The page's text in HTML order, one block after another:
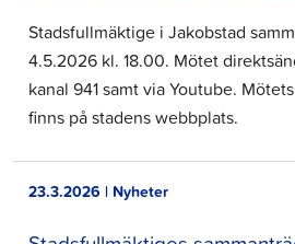
Stadsfullmäktige i Jakobstad
4.5.2026 kl. 18.00. Mötet
kanal 941 samt via Youtube.
finns på stadens webbplats.
23.3.2026 | Nyheter